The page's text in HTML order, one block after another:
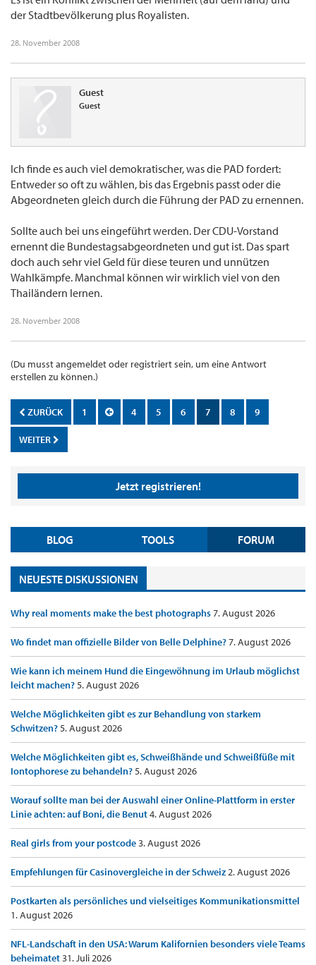
"alten, starken Mann", der dann das Land "rettet". Dass das "demokratisch" sein soll,
vermag ich wahrlich nicht zu erkennen.
der Stadtbevölkerung plus Royalisten.
28. November 2008
Guest
Guest
Ich finde es auch viel demokratischer, was die PAD fordert:
Entweder so oft zu wählen, bis das Ergebnis passt oder die
Abgeordneten gleich durch die Führung der PAD zu ernennen.
Sollte auch bei uns eingeführt werden. Der CDU-Vorstand
ernennt die Bundestagsabgeordneten und gut ist. Das spart
doch auch sehr viel Geld für diese teuren und unnützen
Wahlkämpfe. Manchmal können wir wirklich viel von den
Thailändern lernen.
28. November 2008
(Du musst angemeldet oder registriert sein, um eine Antwort
erstellen zu können.)
ZURÜCK 1 4 5 6 7 8 9
WEITER
Jetzt registrieren!
BLOG TOOLS FORUM
NEUESTE DISKUSSIONEN
Why real moments make the best photographs7. August 2026
Wo findet man offizielle Bilder von Belle Delphine?7. August 2026
Wie kann ich meinem Hund die Eingewöhnung im Urlaub möglichst
leicht machen?5. August 2026
Welche Möglichkeiten gibt es zur Behandlung von starkem
Schwitzen?5. August 2026
Welche Möglichkeiten gibt es, Schweißhände und Schweißfüße mit
Iontophorese zu behandeln?5. August 2026
Worauf sollte man bei der Auswahl einer Online-Plattform in erster
Linie achten: auf Boni, die Benut4. August 2026
Real girls from your postcode3. August 2026
Empfehlungen für Casinovergleiche in der Schweiz2. August 2026
Postkarten als persönliches und vielseitiges Kommunikationsmittel
1. August 2026
NFL-Landschaft in den USA: Warum Kalifornien besonders viele Teams
beheimatet31. Juli 2026